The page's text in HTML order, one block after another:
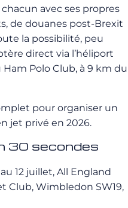
avec ses propres
de douanes post-Brexit
la possibilité, peu
direct via l’héliport
Polo Club, à 9 km du
pour organiser un
jet privé en 2026.
30 secondes
12 juillet, All England
Club, Wimbledon SW19,